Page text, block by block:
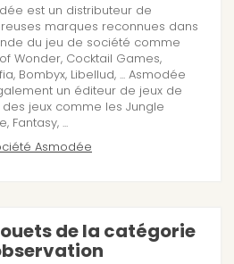
est un distributeur de
marques reconnues dans
du jeu de société comme
Wonder, Cocktail Games,
Bombyx, Libellud, ... Asmodée
un éditeur de jeux de
jeux comme les Jungle
Fantasy, ...
Asmodée
de la catégorie